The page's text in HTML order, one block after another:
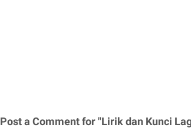
Post a Comment for "Lirik dan Kunci